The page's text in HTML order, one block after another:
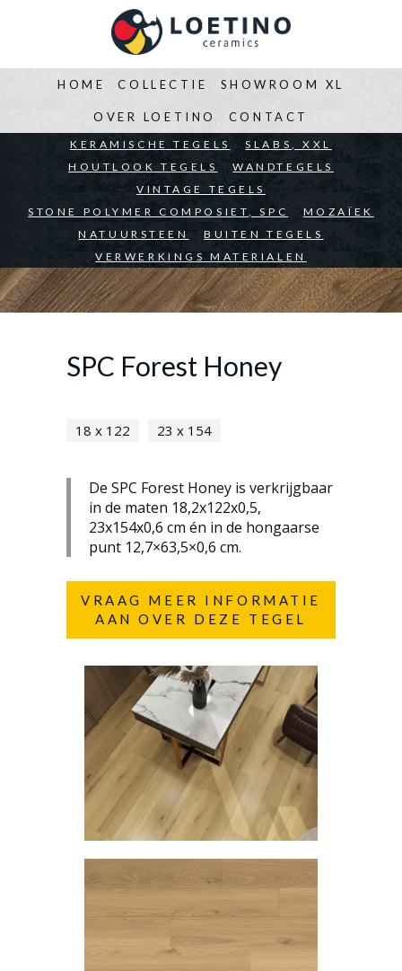
HOME
BEDRIJVEN ARCHITECTEN PARTICULIEREN
COLLECTIE
KERAMISCHE TEGELS
SLABS, XXL
HOUTLOOK TEGELS
WANDTEGELS
VINTAGE TEGELS
STONE POLYMER COMPOSIET, SPC
MOZAÏEK
NATUURSTEEN
BUITEN TEGELS
VERWERKINGS MATERIALEN
SHOWROOM XL
OVER LOETINO CONTACT
SPC Forest Honey
18 x 122 23 x 154
De SPC Forest Honey is verkrijgbaar
in de maten 18,2x122x0,5,
23x154x0,6 cm én in de hongaarse
punt 12,7×63,5×0,6 cm.
VRAAG MEER INFORMATIE
AAN OVER DEZE TEGEL